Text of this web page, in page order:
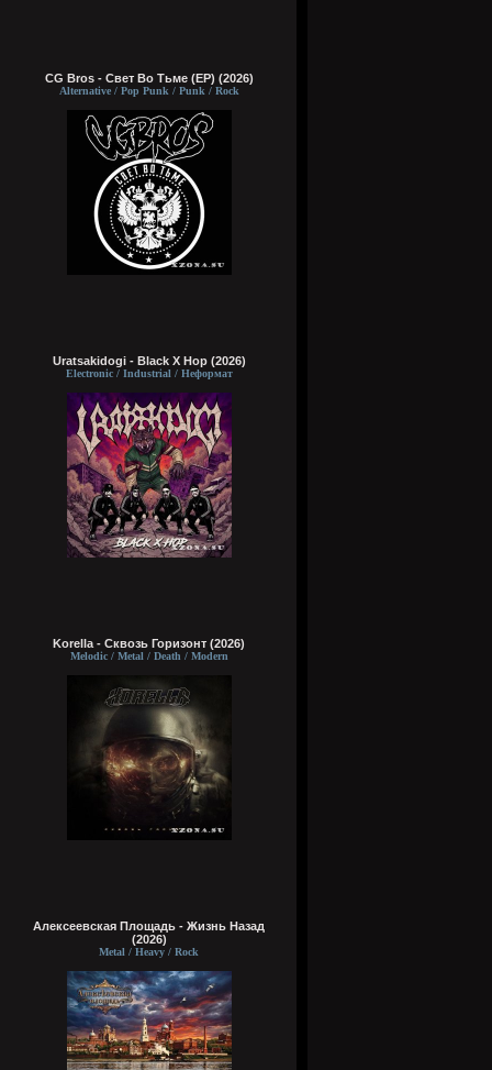
CG Bros - Свет Во Тьме (EP) (2026)
Alternative / Pop Punk / Punk / Rock
Uratsakidogi - Black X Hop (2026)
Electronic / Industrial / Неформат
Korella - Сквозь Горизонт (2026)
Melodic / Metal / Death / Modern
Алексеевская Площадь - Жизнь Назад
(2026)
Metal / Heavy / Rock